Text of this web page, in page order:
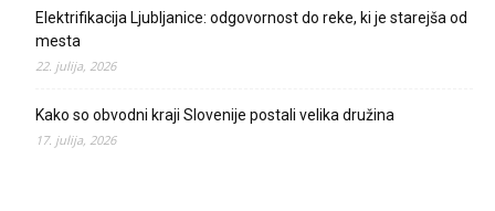
Elektrifikacija Ljubljanice: odgovornost do reke, ki je starejša od
mesta
22. julija, 2026
Kako so obvodni kraji Slovenije postali velika družina
17. julija, 2026